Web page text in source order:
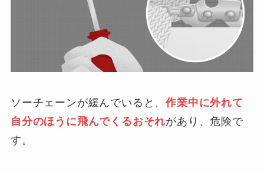
ソーチェーンが緩んでいると、作業中に外れて
自分のほうに飛んでくるおそれがあり、危険で
す。